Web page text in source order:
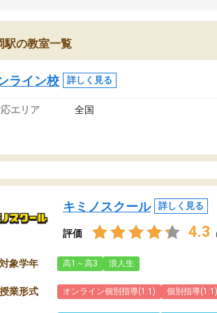
ンラインツールを使用した単語帳の共有があ
宿題もそちらで出される形でした。
2ヶ月で担当講師の方がお辞めになると言う事で
師変更の申し出があり、あまりに短期での変
だった為、塾に通う事にして退会しました。
れも取り戻せ、授業内容や講師の方は良かっ
ま
駅の教室一覧
ライン校 詳しく見る
エリア 全国
キミノスクール 詳しく見る
評価 4.3
対象学年 高1～高3 浪人生
授業形式 オンライン個別指導(1:1) 個別指導(1:1)